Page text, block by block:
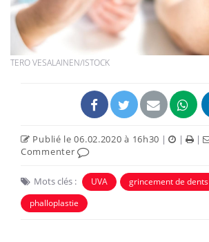
TERO VESALAINEN/ISTOCK
Publié le 06.02.2020 à 16h30 | | |
Commenter
Mots clés : UVA
grincement de dents
phalloplastie